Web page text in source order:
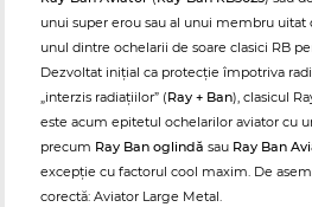
unui super erou sau al unui membru uitat
unul dintre ochelarii de soare clasici RB
Dezvoltat inițial ca protecție împotriva
„interzis radiațiilor” (Ray + Ban), clasicul
este acum epitetul ochelarilor aviator cu
precum Ray Ban oglindă sau Ray Ban
excepție cu factorul cool maxim. De
corectă: Aviator Large Metal.